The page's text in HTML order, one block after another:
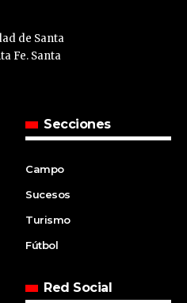
de Santa
Fe. Santa
Secciones
Campo
Sucesos
Turismo
Fútbol
Red Social